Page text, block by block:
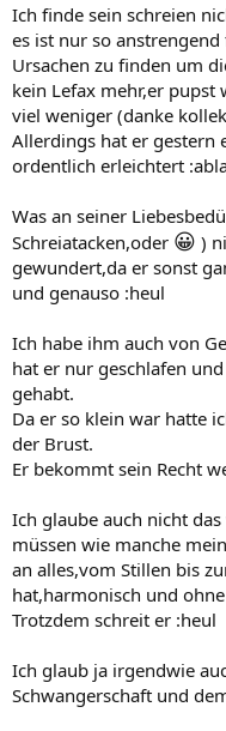
Ich finde sein schreien
es ist nur so
Ursachen zu finden um
kein Lefax mehr,er pupst
viel weniger (danke
Allerdings hat er gestern
ordentlich erleichtert
Was an seiner
Schreiatacken,oder 😀 )
gewundert,da er sonst
und genauso :heul
Ich habe ihm auch von
hat er nur geschlafen
gehabt.
Da er so klein war hatte
der Brust.
Er bekommt sein Recht
Ich glaube auch nicht
müssen wie manche
an alles,vom Stillen bis
hat,harmonisch und ohne
Trotzdem schreit er :heul
Ich glaub ja irgendwie
Schwangerschaft und